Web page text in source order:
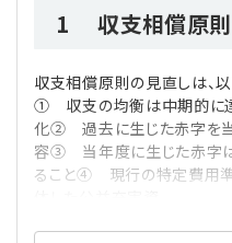
1 収支相償原則
収支相償原則の見直しは、
① 収支の均衡は中期的に
化② 過去に生じた赤字を
容③ 当年度に生じた赤字
ること④ 現行の特定費用